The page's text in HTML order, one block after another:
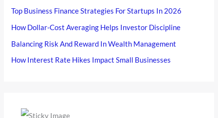
Top Business Finance Strategies For Startups In 2026
How Dollar-Cost Averaging Helps Investor Discipline
Balancing Risk And Reward In Wealth Management
How Interest Rate Hikes Impact Small Businesses